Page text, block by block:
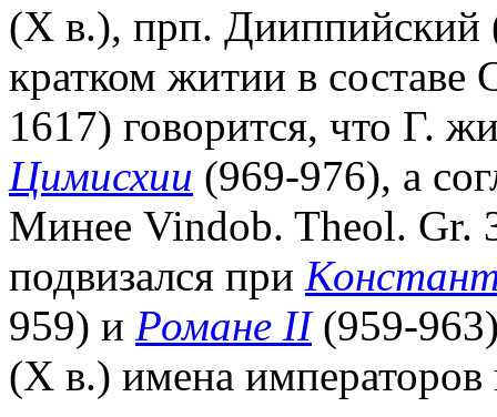
(X в.), прп. Дииппийский
кратком житии в составе
1617) говорится, что Г.
Цимисхии (969-976), а
Минее Vindob. Theol.
подвизался при
959) и Романе II(959-
(X в.) имена императоров